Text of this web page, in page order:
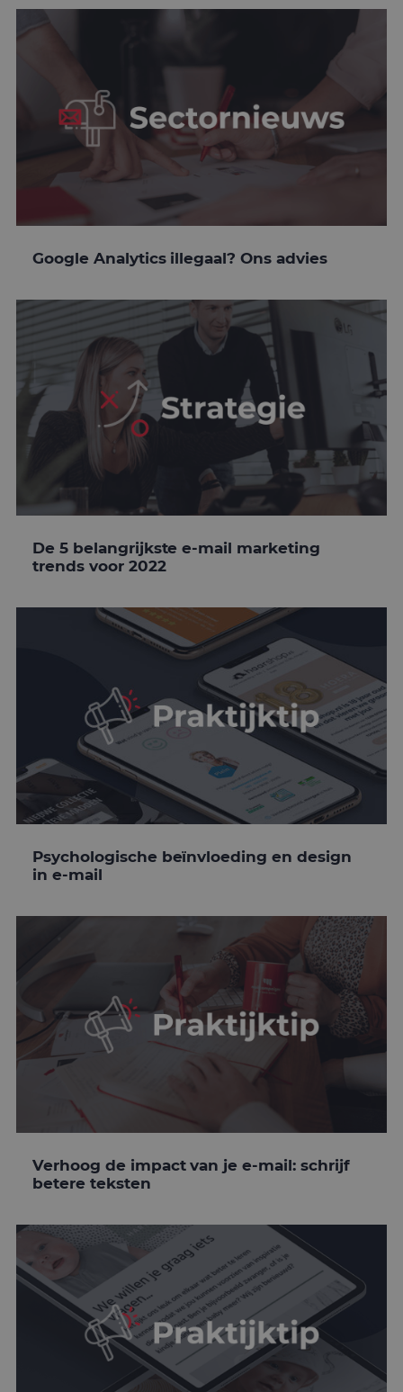
Google Analytics illegaal? Ons advies
De 5 belangrijkste e-mail marketing
trends voor 2022
Psychologische beïnvloeding en design
in e-mail
Verhoog de impact van je e-mail: schrijf
betere teksten